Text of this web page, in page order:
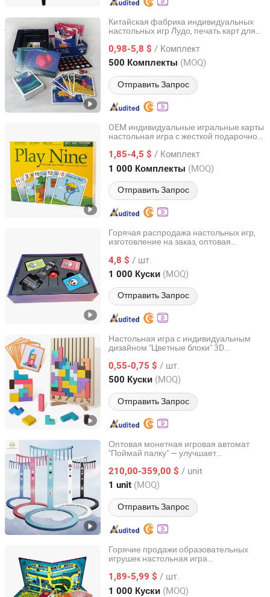
Китайская фабрика индивидуальных
настольных игр Лудо, печать карт для
развлечений
0,98-5,8 $ / Комплект
500 Комплекты (MOQ)
Отправить Запрос
Shenzhen Youmeike Industrial Co., Ltd.
Guangdong, China с 2020
OEM индивидуальные игральные карты
настольная игра с жесткой подарочной
пластиковым кейсом
1,85-4,5 $ / Комплект
1 000 Комплекты (MOQ)
Отправить Запрос
Yiwu Kasino Playing Cards Co., Ltd.
Zhejiang, China с 2021
Горячая распродажа настольных игр,
изготовление на заказ, оптовая
4,8 $ / шт.
1 000 Куски (MOQ)
Отправить Запрос
Ningbo XiaoChuang Crafts Co., Ltd.
Zhejiang, China с 2020
Настольная игра с индивидуальным
дизайном "Цветные блоки" 3D
печать
0,55-0,75 $ / шт.
500 Куски (MOQ)
Отправить Запрос
GUANGZHOU MIYI PRINTING CO., LTD
Guangdong, China с 2022
Оптовая монетная игровая автомат
"Поймай палку" — улучшает
210,00-359,00 $ / unit
1 unit (MOQ)
Отправить Запрос
Guangzhou Shanghaojia Electronic Technology Co., Ltd
Guangdong, China с 2023
Горячие продажи образовательных
игрушек настольная игра
интеллектуальная настольная игра
1,89-5,99 $ / шт.
1 000 Куски (MOQ)
Xiamen Top Packing Industry Co., Ltd.
Fujian, China с 2023